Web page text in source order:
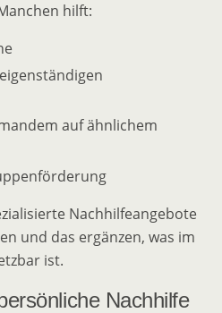
hilft:
auf ähnlichem
Nachhilfeangebote
und das ergänzen, was im
ist.
Nachhilfe